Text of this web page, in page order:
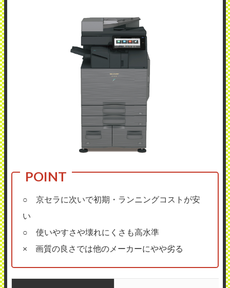
○ 京セラに次いで初期・ランニングコストが安
い
○ 使いやすさや壊れにくさも高水準
× 画質の良さでは他のメーカーにやや劣る